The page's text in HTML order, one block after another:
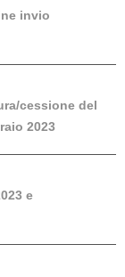
invio
cessione del
2023
e